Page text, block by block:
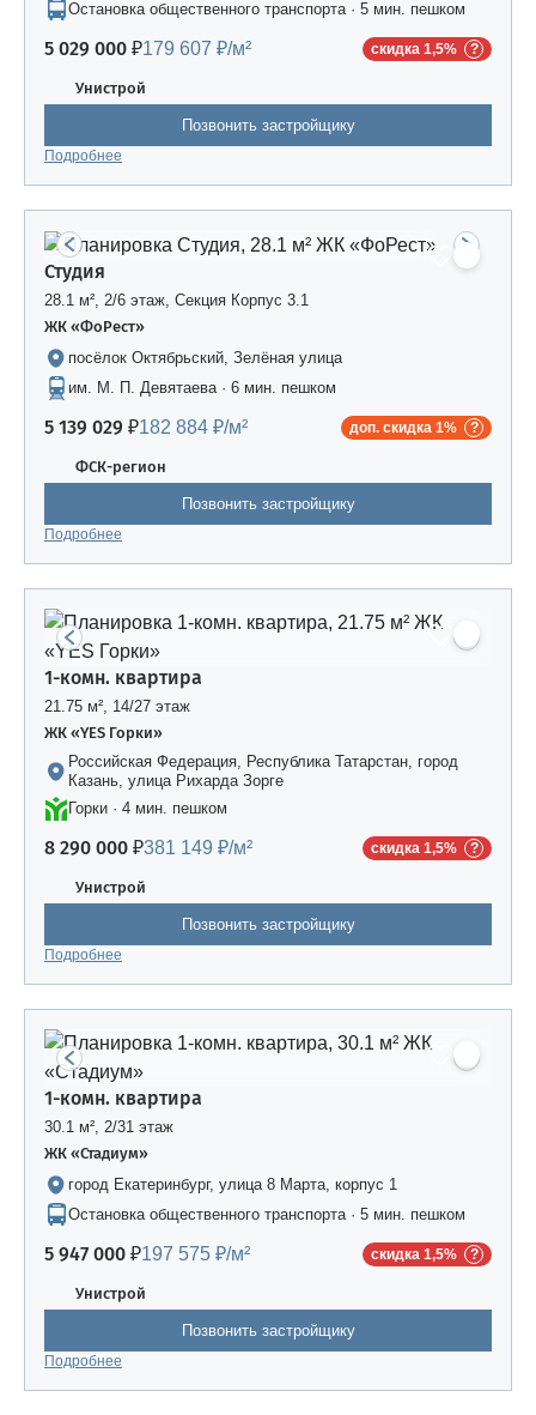
Остановка общественного транспорта · 5 мин. пешком
5 029 000 ₽179 607 ₽/м² скидка 1,5%
Унистрой
Позвонить застройщику
Подробнее
Студия
28.1 м², 2/6 этаж, Секция Корпус 3.1
ЖК «ФоРест»
посёлок Октябрьский, Зелёная улица
им. М. П. Девятаева · 6 мин. пешком
5 139 029 ₽182 884 ₽/м² доп. скидка 1%
ФСК-регион
Позвонить застройщику
Подробнее
1-комн. квартира
21.75 м², 14/27 этаж
ЖК «YES Горки»
Российская Федерация, Республика Татарстан, город
Казань, улица Рихарда Зорге
Горки · 4 мин. пешком
8 290 000 ₽381 149 ₽/м² скидка 1,5%
Унистрой
Позвонить застройщику
Подробнее
1-комн. квартира
30.1 м², 2/31 этаж
ЖК «Стадиум»
город Екатеринбург, улица 8 Марта, корпус 1
Остановка общественного транспорта · 5 мин. пешком
5 947 000 ₽197 575 ₽/м² скидка 1,5%
Унистрой
Позвонить застройщику
Подробнее